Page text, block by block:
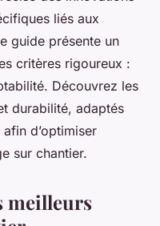
liés aux
guide présente un
critères rigoureux :
Découvrez les
durabilité, adaptés
d’optimiser
sur chantier.
meilleurs